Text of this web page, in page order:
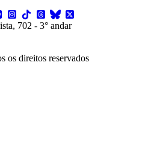
702 - 3° andar
os direitos reservados